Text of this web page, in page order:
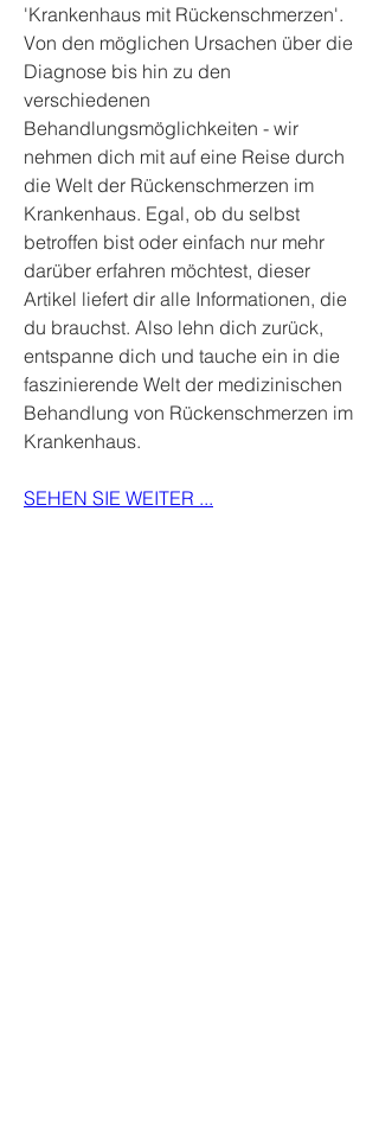
'Krankenhaus mit Rückenschmerzen'.
Von den möglichen Ursachen über die
Diagnose bis hin zu den
verschiedenen
Behandlungsmöglichkeiten - wir
nehmen dich mit auf eine Reise durch
die Welt der Rückenschmerzen im
Krankenhaus. Egal, ob du selbst
betroffen bist oder einfach nur mehr
darüber erfahren möchtest, dieser
Artikel liefert dir alle Informationen, die
du brauchst. Also lehn dich zurück,
entspanne dich und tauche ein in die
faszinierende Welt der medizinischen
Behandlung von Rückenschmerzen im
Krankenhaus.
SEHEN SIE WEITER ...